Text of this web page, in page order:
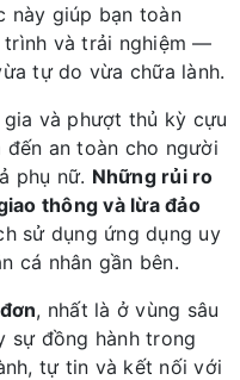
này giúp bạn toàn
trình và trải nghiệm —
tự do vừa chữa lành.
gia và phượt thủ kỳ cựu
an toàn cho người
phụ nữ. Những rủi ro
thông và lừa đảo
sử dụng ứng dụng uy
cá nhân gần bên.
, nhất là ở vùng sâu
sự đồng hành trong
tự tin và kết nối với